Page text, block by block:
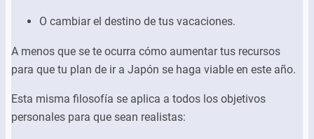
O cambiar el destino de tus vacaciones.
A menos que se te ocurra cómo aumentar tus recursos
para que tu plan de ir a Japón se haga viable en este año.
Esta misma filosofía se aplica a todos los objetivos
personales para que sean realistas: